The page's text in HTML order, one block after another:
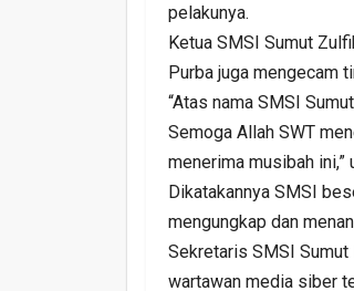
pelakunya.
Ketua SMSI Sumut
Purba juga mengecam
“Atas nama SMSI
Semoga Allah SWT
menerima musibah ini,”
Dikatakannya SMSI
mengungkap dan
Sekretaris SMSI
wartawan media siber